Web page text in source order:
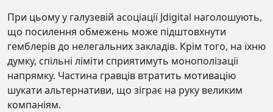
При цьому у галузевій асоціації Jdigital наголошують,
що посилення обмежень може підштовхнути
гемблерів до нелегальних закладів. Крім того, на їхню
думку, спільні ліміти сприятимуть монополізації
напрямку. Частина гравців втратить мотивацію
шукати альтернативи, що зіграє на руку великим
компаніям.